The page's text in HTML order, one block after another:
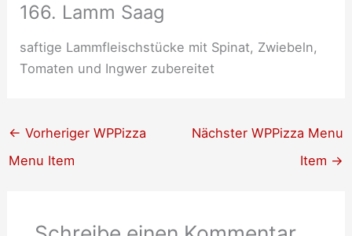
166. Lamm Saag
saftige Lammfleischstücke mit Spinat, Zwiebeln,
Tomaten und Ingwer zubereitet
← Vorheriger WPPizza
Menu Item
Nächster WPPizza Menu
Item →